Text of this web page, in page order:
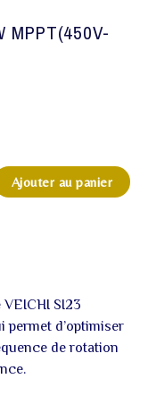
MPPT(450V-
Ajouter au panier
SI23
permet d’optimiser
de rotation